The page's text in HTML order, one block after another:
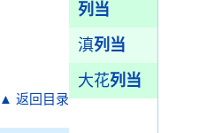
列当
滇列当
大花列当
▲ 返回目录